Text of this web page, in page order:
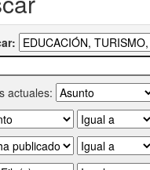
actuales: